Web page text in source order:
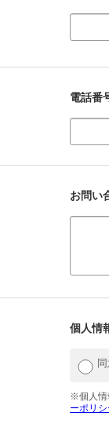
電話番
お問い
個人情
※個人情
ーポリ